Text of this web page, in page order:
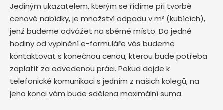
Jediným ukazatelem, kterým se řídíme při tvorbě
cenové nabídky, je množství odpadu v m³ (kubících),
jenž budeme odvážet na sběrné místo. Do jedné
hodiny od vyplnění e-formuláře vás budeme
kontaktovat s konečnou cenou, kterou bude potřeba
zaplatit za odvedenou práci. Pokud dojde k
telefonické komunikaci s jedním z našich kolegů, na
jeho konci vám bude sdělena maximální suma.